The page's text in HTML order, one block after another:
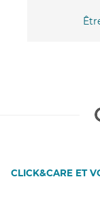
CLICK&CARE ET